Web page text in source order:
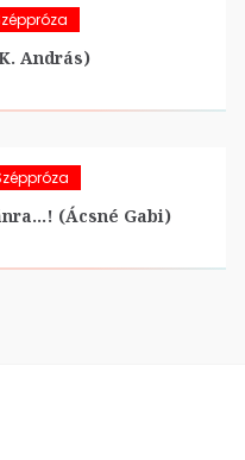
András)
(Ácsné Gabi)